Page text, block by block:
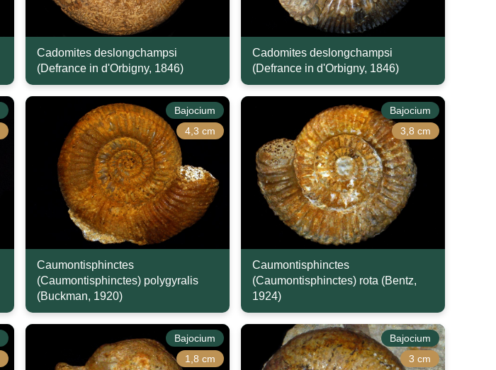
Cadomites deslongchampsi
(Defrance in d'Orbigny, 1846)
Cadomites deslongchampsi
(Defrance in d'Orbigny, 1846)
Bajocium
4,3 cm
Caumontisphinctes
(Caumontisphinctes) polygyralis
(Buckman, 1920)
Bajocium
3,8 cm
Caumontisphinctes
(Caumontisphinctes) rota (Bentz,
1924)
Bajocium
1,8 cm
Bajocium
3 cm